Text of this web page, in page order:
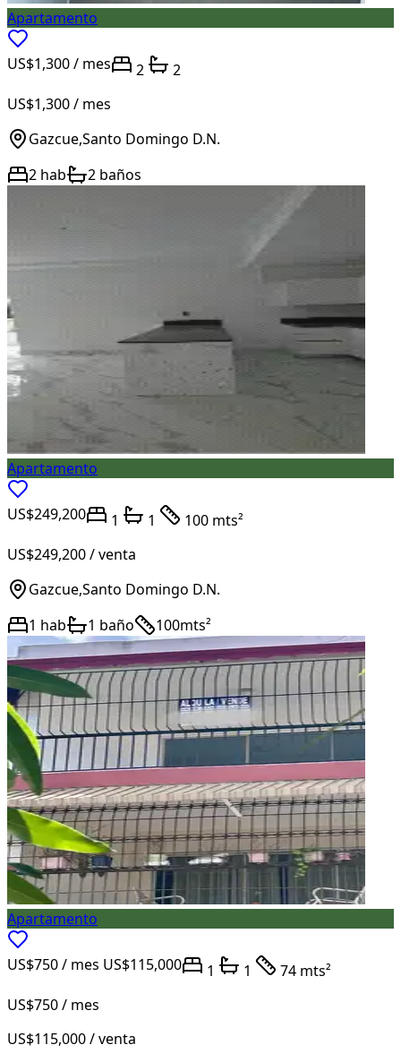
Apartamento
US$1,300/ mes 2
2
US$1,300/ mes
Gazcue,Santo Domingo D.N.
2 hab 2 baños
Apartamento
US$249,200 1 1
100 mts²
US$249,200/ venta
Gazcue,Santo Domingo D.N.
1 hab 1 baño 100mts²
Apartamento
US$750/ mes US$115,000 1 1
74 mts²
US$750/ mes
US$115,000/ venta